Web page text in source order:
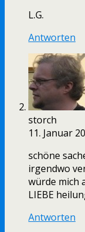
L.G.
Antworten
storch
11. Januar
schöne
irgendwo
würde mich
LIEBE
Antworten